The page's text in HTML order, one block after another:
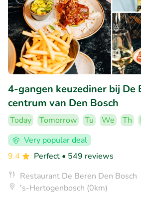
4-gangen keuzediner bij De
centrum van Den Bosch
Today Tomorrow Tu We Th
Very popular deal
9.4
Perfect • 549 reviews
Restaurant De Beren Den Bosch
's-Hertogenbosch (0km)